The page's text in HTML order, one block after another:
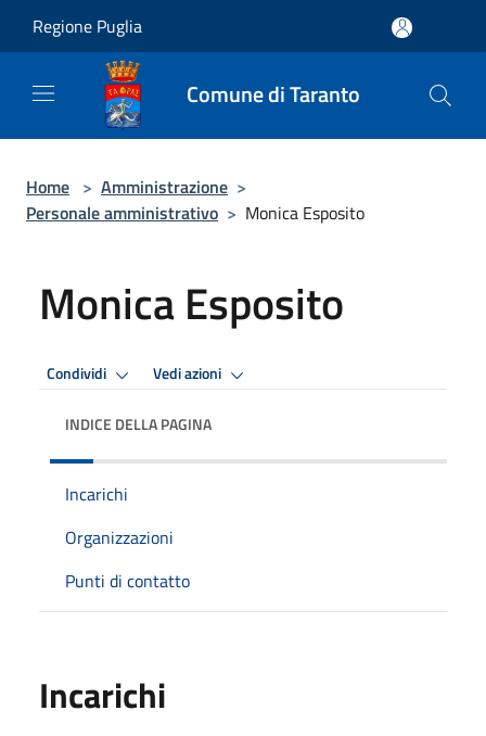
Regione Puglia
Comune di Taranto
Home > Amministrazione >
Personale amministrativo > Monica Esposito
Monica Esposito
Condividi Vedi azioni
INDICE DELLA PAGINA
Incarichi
Organizzazioni
Punti di contatto
Incarichi